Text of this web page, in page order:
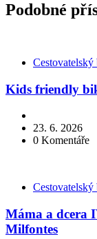
Podobné
KategorieCestovatelský
Kids friendly
23. 6. 2026
0 Komentáře
KategorieCestovatelský
Máma a dcera
Milfontes